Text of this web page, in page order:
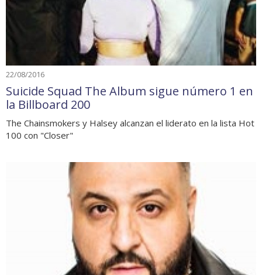
22/08/2016
Suicide Squad The Album sigue número 1 en
la Billboard 200
The Chainsmokers y Halsey alcanzan el liderato en la lista Hot
100 con "Closer"